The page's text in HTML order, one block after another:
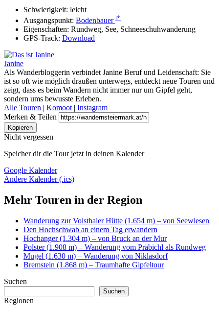
Schwierigkeit: leicht
Ausgangspunkt: Bodenbauer ↱
Eigenschaften: Rundweg, See, Schneeschuhwanderung
GPS-Track: Download
Janine
Als Wanderbloggerin verbindet Janine Beruf und Leidenschaft: Sie
ist so oft wie möglich draußen unterwegs, entdeckt neue Touren und
zeigt, dass es beim Wandern nicht immer nur um Gipfel geht,
sondern ums bewusste Erleben.
Alle Touren | Komoot | Instagram
Merken & Teilen
Kopieren
Nicht vergessen
Speicher dir die Tour jetzt in deinen Kalender
Google Kalender
Andere Kalender (.ics)
Mehr Touren in der Region
Wanderung zur Voisthaler Hütte (1.654 m) – von Seewiesen
Den Hochschwab an einem Tag erwandern
Hochanger (1.304 m) – von Bruck an der Mur
Polster (1.908 m) – Wanderung vom Präbichl als Rundweg
Mugel (1.630 m) – Wanderung von Niklasdorf
Bremstein (1.868 m) – Traumhafte Gipfeltour
Suchen
Suchen
Regionen